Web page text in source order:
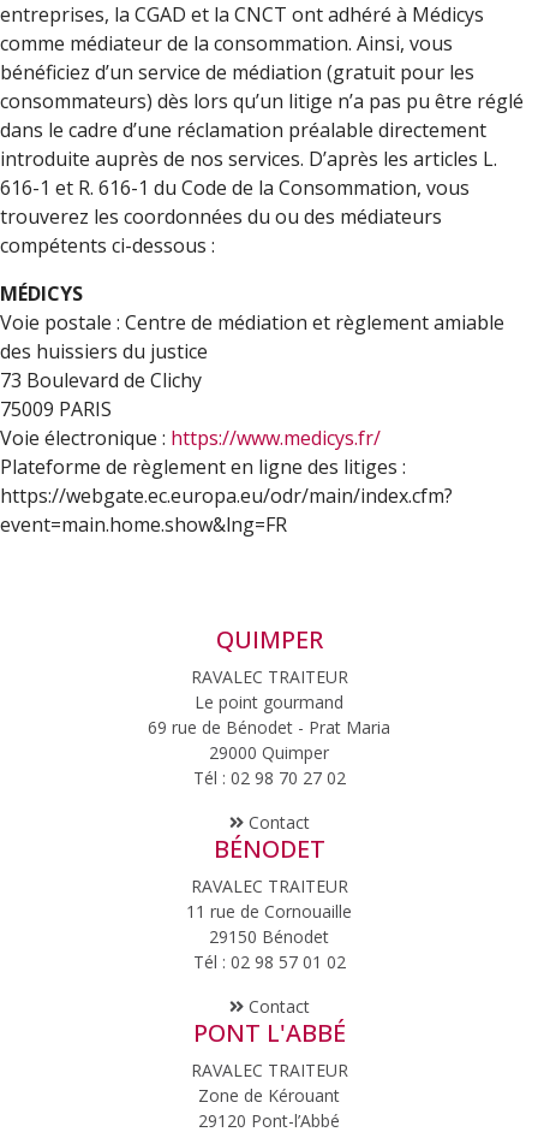
entreprises, la CGAD et la CNCT ont adhéré à Médicys
comme médiateur de la consommation. Ainsi, vous
bénéficiez d’un service de médiation (gratuit pour les
consommateurs) dès lors qu’un litige n’a pas pu être réglé
dans le cadre d’une réclamation préalable directement
introduite auprès de nos services. D’après les articles L.
616-1 et R. 616-1 du Code de la Consommation, vous
trouverez les coordonnées du ou des médiateurs
compétents ci-dessous :
MÉDICYS
Voie postale : Centre de médiation et règlement amiable
des huissiers du justice
73 Boulevard de Clichy
75009 PARIS
Voie électronique : https://www.medicys.fr/
Plateforme de règlement en ligne des litiges :
https://webgate.ec.europa.eu/odr/main/index.cfm?
event=main.home.show&lng=FR
QUIMPER
RAVALEC TRAITEUR
Le point gourmand
69 rue de Bénodet - Prat Maria
29000 Quimper
Tél : 02 98 70 27 02
Contact
BÉNODET
RAVALEC TRAITEUR
11 rue de Cornouaille
29150 Bénodet
Tél : 02 98 57 01 02
Contact
PONT L'ABBÉ
RAVALEC TRAITEUR
Zone de Kérouant
29120 Pont-l’Abbé